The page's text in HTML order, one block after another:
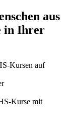
aus
in Ihrer
Kursen auf
Kurse mit